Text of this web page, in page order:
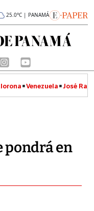
25.0°C | PANAMÁ
Venezuela José
pondrá en